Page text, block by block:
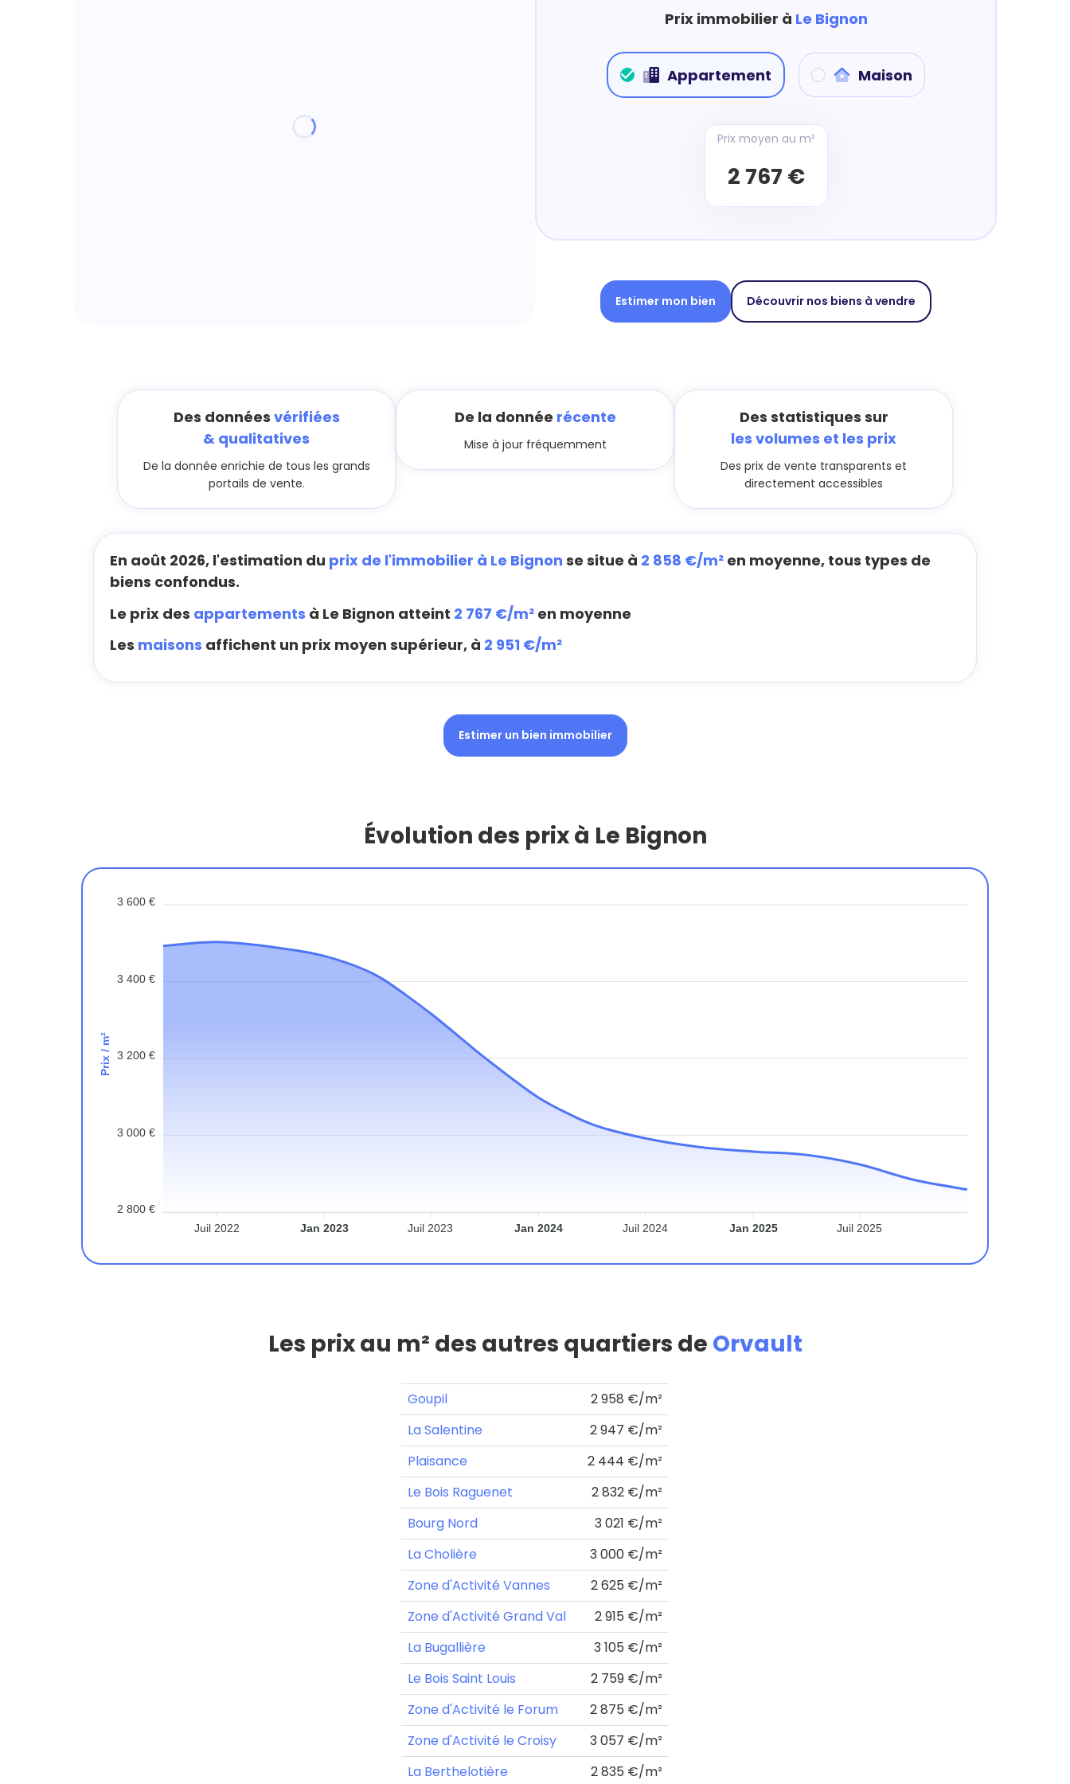
Prix immobilier à Le Bignon
Appartement Maison
Prix moyen au m²
2 767 €
Estimer mon bien Découvrir nos biens à vendre
Des données vérifiées
& qualitatives
De la donnée enrichie de tous les grands
portails de vente.
De la donnée récente
Mise à jour fréquemment
Des statistiques sur
les volumes et les prix
Des prix de vente transparents et
directement accessibles
En août 2026, l'estimation du prix de l'immobilier à Le Bignon se situe à 2 858 €/m² en moyenne, tous types de
biens confondus.
Le prix des appartements à Le Bignon atteint 2 767 €/m² en moyenne
Les maisons affichent un prix moyen supérieur, à 2 951 €/m²
Estimer un bien immobilier
Évolution des prix à Le Bignon
3 600 €
3 400 €
3 200 €
3 000 €
2 800 €
Prix / m²
Juil 2022 Jan 2023 Juil 2023 Jan 2024 Juil 2024 Jan 2025 Juil 2025
Les prix au m² des autres quartiers de Orvault
Goupil
2 958 €/m²
La Salentine
2 947 €/m²
Plaisance
2 444 €/m²
Le Bois Raguenet
2 832 €/m²
Bourg Nord
3 021 €/m²
La Cholière
3 000 €/m²
Zone d'Activité Vannes
2 625 €/m²
Zone d'Activité Grand Val
2 915 €/m²
La Bugallière
3 105 €/m²
Le Bois Saint Louis
2 759 €/m²
Zone d'Activité le Forum
2 875 €/m²
Zone d'Activité le Croisy
3 057 €/m²
La Berthelotière
2 835 €/m²